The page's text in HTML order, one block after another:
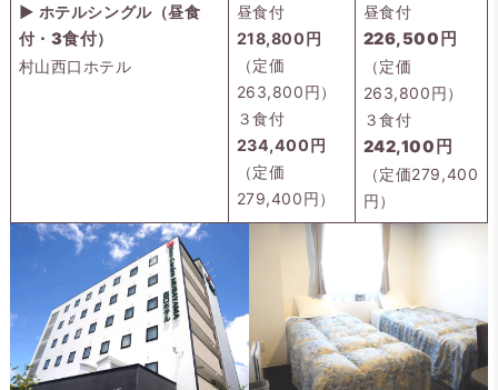
▶ ホテルシングル（昼食
付・ 3食付）
村山西口ホテル
昼食付
218,800円
（定価
263,800円）
３食付
234,400円
（定価
279,400円）
昼食付
226,500円
（定価
263,800円）
３食付
242,100円
（定価279,400
円）